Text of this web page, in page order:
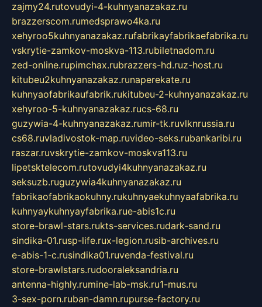
zajmy24.rutovudyi-4-kuhnyanazakaz.ru
brazzerscom.rumedsprawo4ka.ru
xehyroo5kuhnyanazakaz.rufabrikayfabrikaefabrika.ru
vskrytie-zamkov-moskva-113.rubiletnadom.ru
zed-online.rupimchax.rubrazzers-hd.ruz-host.ru
kitubeu2kuhnyanazakaz.runaperekate.ru
kuhnyaofabrikaufabrik.rukitubeu-2-kuhnyanazakaz.ru
xehyroo-5-kuhnyanazakaz.rucs-68.ru
guzywia-4-kuhnyanazakaz.rumir-tk.ruvlknrussia.ru
cs68.ruvladivostok-map.ruvideo-seks.rubankaribi.ru
raszar.ruvskrytie-zamkov-moskva113.ru
lipetsktelecom.rutovudyi4kuhnyanazakaz.ru
seksuzb.ruguzywia4kuhnyanazakaz.ru
fabrikaofabrikaokuhny.rukuhnyaekuhnyaafabrika.ru
kuhnyaykuhnyayfabrika.rue-abis1c.ru
store-brawl-stars.rukts-services.rudark-sand.ru
sindika-01.rusp-life.rux-legion.rusib-archives.ru
e-abis-1-c.rusindika01.ruvenda-festival.ru
store-brawlstars.rudooraleksandria.ru
antenna-highly.rumine-lab-msk.ru1-mus.ru
3-sex-porn.ruban-damn.rupurse-factory.ru